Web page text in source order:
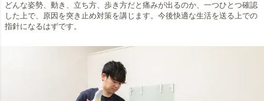
どんな姿勢、動き、立ち方、歩き方だと痛みが出るのか、一つひとつ確認
した上で、原因を突き止め対策を講じます。今後快適な生活を送る上での
指針になるはずです。